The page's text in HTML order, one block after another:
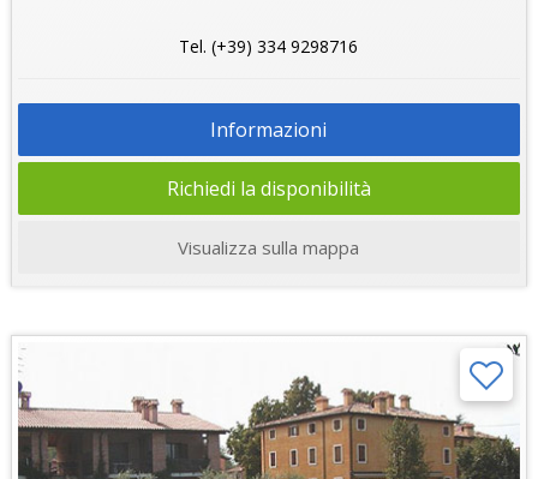
Tel. (+39) 334 9298716
Informazioni
Richiedi la disponibilità
Visualizza sulla mappa